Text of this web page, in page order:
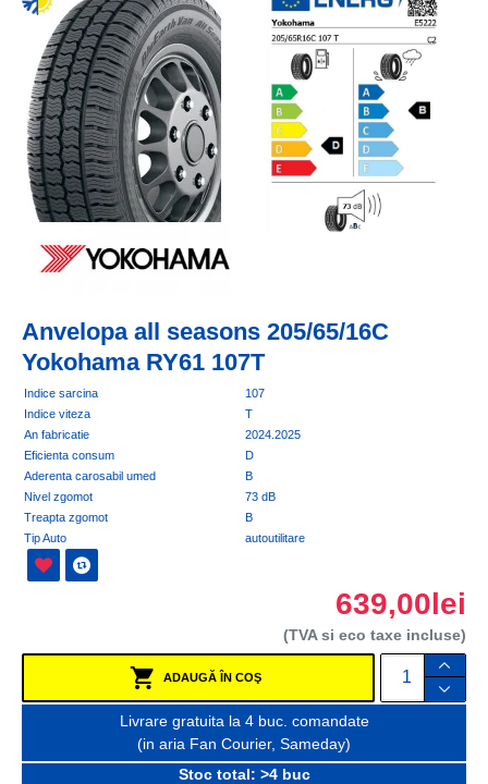
Anvelopa all seasons 205/65/16C
Yokohama RY61 107T
Indice sarcina
107
Indice viteza
T
An fabricatie
2024.2025
Eficienta consum
D
Aderenta carosabil umed
B
Nivel zgomot
73 dB
Treapta zgomot
B
Tip Auto
autoutilitare
639,00lei
(TVA si eco taxe incluse)
ADAUGĂ ÎN COŞ
Livrare gratuita la 4 buc. comandate
(in aria Fan Courier, Sameday)
Stoc total: >4 buc